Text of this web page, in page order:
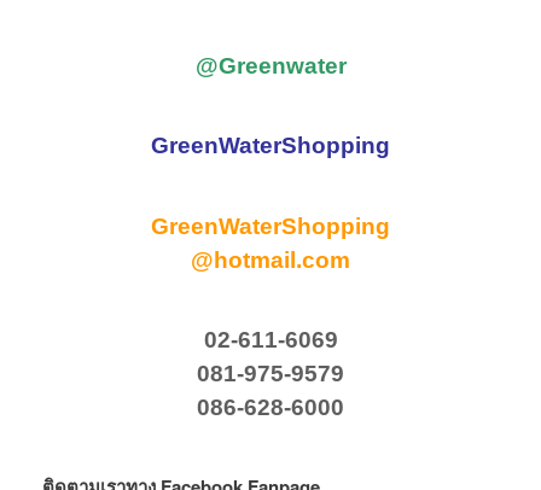
@Greenwater
GreenWaterShopping
GreenWaterShopping
@hotmail.com
02-611-6069
081-975-9579
086-628-6000